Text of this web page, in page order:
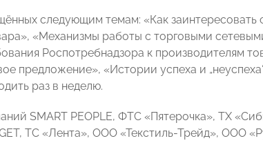
следующим темам: «Как заинтересовать
«Механизмы работы с торговыми
Роспотребнадзора к производителям
предложение», «Истории успеха и
раз в неделю.
SMART PEOPLE, ФТС «Пятерочка», ТХ
ТС «Лента», ООО «Текстиль-Трейд», ООО